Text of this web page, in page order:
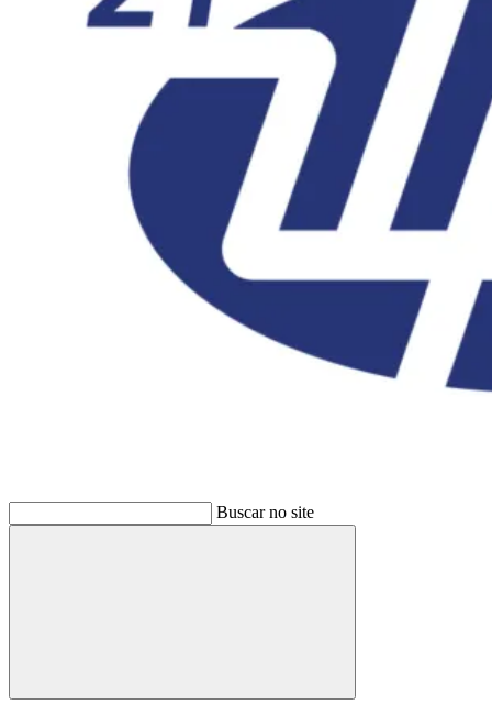
Buscar no site
Buscar